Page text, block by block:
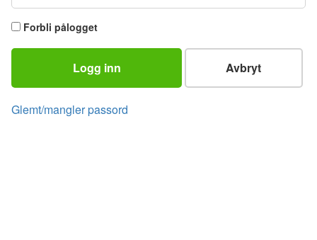
Forbli pålogget
Logg inn Avbryt
Glemt/mangler passord